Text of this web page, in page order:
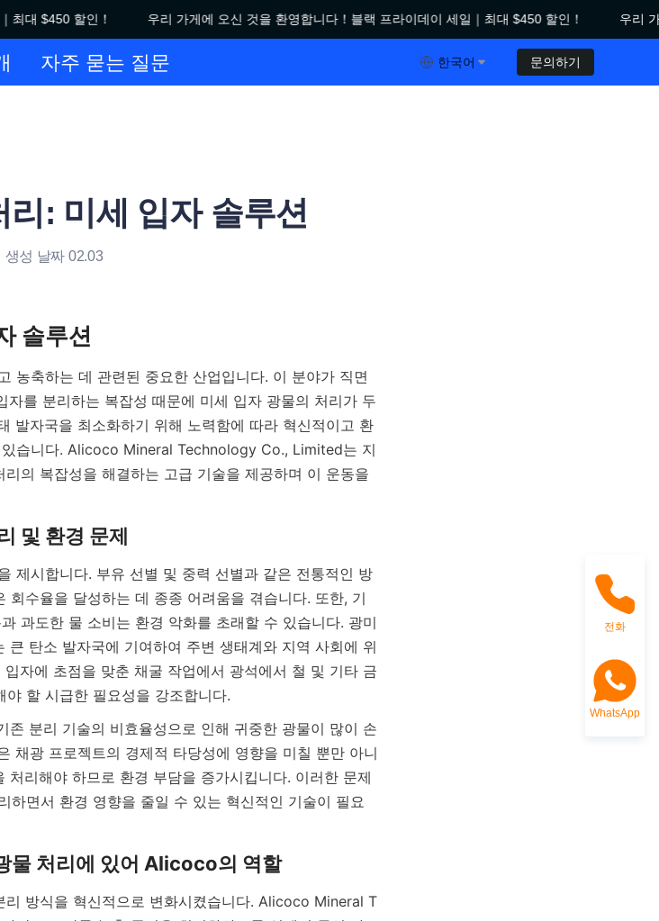
대 $450 할인！ 우리 가게에 오신 것을 환영합니다！블랙 프라이데이 세일｜최대 $450 할인！
우리 가
우리 가게에 오신 것을 환영합니다！블랙 프라이데이 세일｜최대 $450 할인！
자주 묻는 질문 한국어 문의하기
리: 미세 입자 솔루션
생성 날짜 02.03
농축하는 데 관련된 중요한 산업입니다. 이 분야가 직면
를 분리하는 복잡성 때문에 미세 입자 광물의 처리가 두
발자국을 최소화하기 위해 노력함에 따라 혁신적이고 환
습니다. Alicoco Mineral Technology Co., Limited는 지
의 복잡성을 해결하는 고급 기술을 제공하며 이 운동을
제시합니다. 부유 선별 및 중력 선별과 같은 전통적인 방
수율을 달성하는 데 종종 어려움을 겪습니다. 또한, 기
과도한 물 소비는 환경 악화를 초래할 수 있습니다. 광미
탄소 발자국에 기여하여 주변 생태계와 지역 사회에 위
자에 초점을 맞춘 채굴 작업에서 광석에서 철 및 기타 금
할 시급한 필요성을 강조합니다.
존 분리 기술의 비효율성으로 인해 귀중한 광물이 많이 손
채광 프로젝트의 경제적 타당성에 영향을 미칠 뿐만 아니
리해야 하므로 환경 부담을 증가시킵니다. 이러한 문제
하면서 환경 영향을 줄일 수 있는 혁신적인 기술이 필요
방식을 혁신적으로 변화시켰습니다. Alicoco Mineral T
전화
WhatsApp